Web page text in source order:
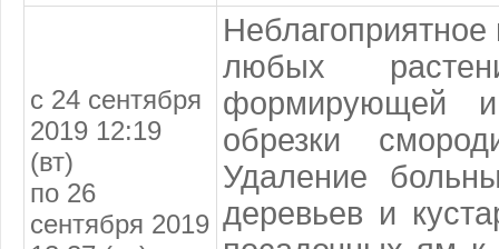
с 24 сентября
2019 12:19
(вт)
по 26
сентября 2019
любых
формирующей
обрезки
Удаление
деревьев и